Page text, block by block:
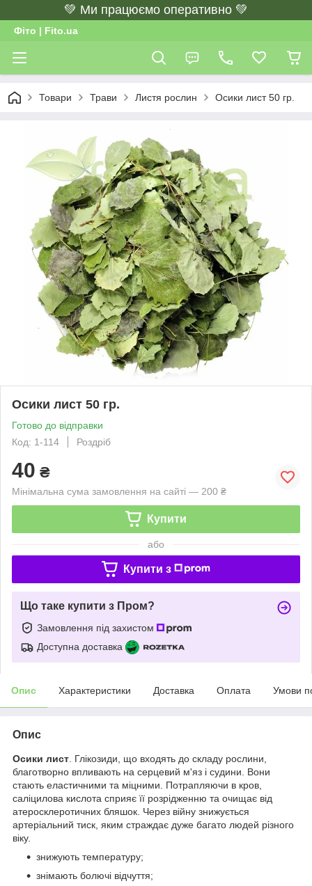
💚 Ми працюємо оперативно 💚
Фіто | Fito.ua
Товари Трави Листя рослин Осики лист 50 гр.
Осики лист 50 гр.
Готово до відправки
Код: 1-114
Роздріб
40 ₴
Мінімальна сума замовлення на сайті — 200 ₴
Купити
або
Купити з
Що таке купити з Пром?
Замовлення під захистом
Доступна доставка
Опис Характеристики Доставка Оплата Умови
Опис
Осики лист . Глікозиди, що входять до складу рослини,
благотворно впливають на серцевий м'яз і судини. Вони
стають еластичними та міцними. Потрапляючи в кров,
саліцилова кислота сприяє її розрідженню та очищає від
атеросклеротичних бляшок. Через війну знижується
артеріальний тиск, яким страждає дуже багато людей різного
віку.
знижують температуру;
знімають болючі відчуття;